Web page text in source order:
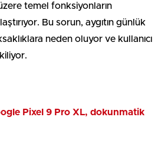
temel fonksiyonların
Bu sorun, aygıtın günlük
neden oluyor ve kullanıcı
Pixel 9 Pro XL, dokunmatik